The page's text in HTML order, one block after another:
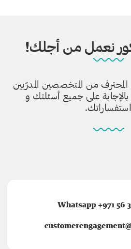
نعمل من أجلك!
من المتخصصين المدرّبين
بالإجابة على جميع أسئلتك و
استفساراتك.
Whatsapp +971 56